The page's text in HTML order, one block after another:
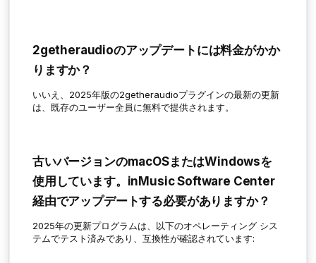
2getheraudioのアップデートには料金がかか
りますか？
いいえ、2025年版の2getheraudioプラグインの最新の更新
は、既存のユーザー全員に無料で提供されます。
古いバージョンのmacOSまたはWindowsを
使用しています。inMusic Software Center
経由でアップデートする必要がありますか？
2025年の更新プログラムは、以下のオペレーティング シス
テムでテスト済みであり、互換性が確認されています: